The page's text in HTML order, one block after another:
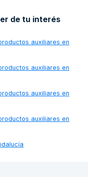
de tu interés
auxiliares en
auxiliares en
auxiliares en
auxiliares en